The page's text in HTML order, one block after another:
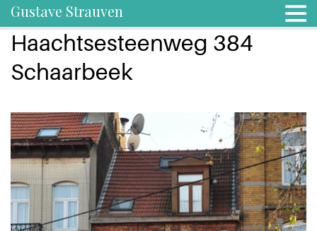
Gustave Strauven
Haachtsesteenweg 384
Schaarbeek